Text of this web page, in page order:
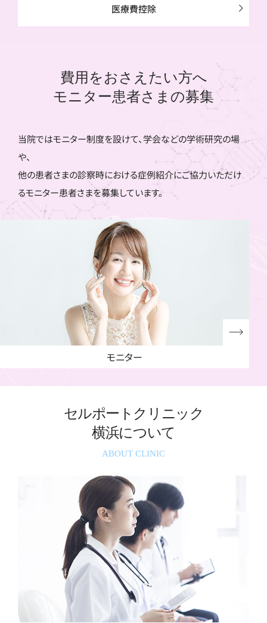
医療費控除
費用をおさえたい方へ
モニター患者さまの募集
当院ではモニター制度を設けて、学会などの学術研究の場
や、
他の患者さまの診察時における症例紹介にご協力いただけ
るモニター患者さまを募集しています。
モニター
セルポートクリニック
横浜について
ABOUT CLINIC